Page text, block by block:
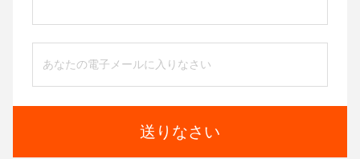
送りなさい